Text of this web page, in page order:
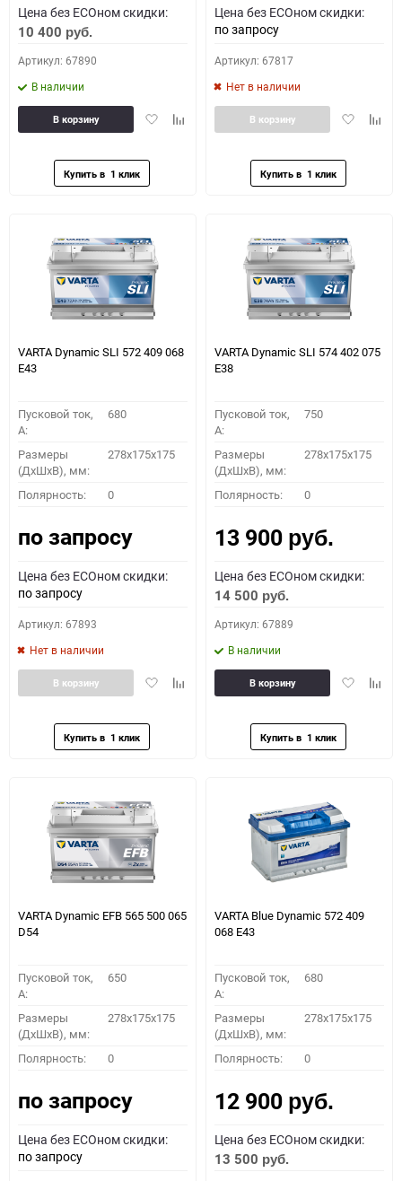
Цена без ECOном скидки:
10 400 руб.
Артикул: 67890
В наличии
ДобавитьДобавить
В корзину
Цена без ECOном скидки:
по запросу
Артикул: 67817
Нет в наличии
Добавить
В корзину
VARTA Dynamic SLI 572 409 068
E43
Пусковой ток,
A:
680
Размеры
(ДхШхВ), мм:
278x175x175
Полярность: 0
по запросу
Цена без ECOном скидки:
по запросу
Артикул: 67893
Нет в наличии
ДобавитьДобавить
В корзину
VARTA Dynamic SLI 574 402 075
E38
Пусковой ток,
A:
750
Размеры
(ДхШхВ), мм:
278x175x175
Полярность: 0
13 900 руб.
Цена без ECOном скидки:
14 500 руб.
Артикул: 67889
В наличии
Добавить
В корзину
VARTA Dynamic EFB 565 500 065
D54
Пусковой ток,
A:
650
Размеры
(ДхШхВ), мм:
278x175x175
Полярность: 0
по запросу
Цена без ECOном скидки:
по запросу
VARTA Blue Dynamic 572 409
068 E43
Пусковой ток,
A:
680
Размеры
(ДхШхВ), мм:
278x175x175
Полярность: 0
12 900 руб.
Цена без ECOном скидки:
13 500 руб.